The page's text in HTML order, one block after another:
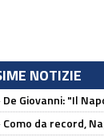
NOTIZIE
De Giovanni: "Il
Como da record,